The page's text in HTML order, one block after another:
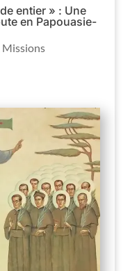
entier » : Une
en Papouasie-
Missions